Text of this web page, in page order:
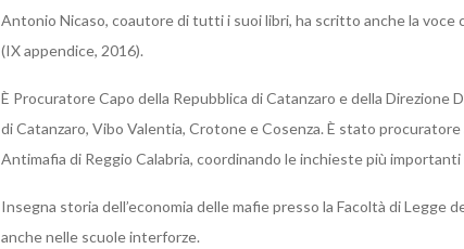
Antonio Nicaso, coautore di tutti i suoi libri, ha scritto anche la voce
(IX appendice, 2016).
È Procuratore Capo della Repubblica di Catanzaro e della
di Catanzaro, Vibo Valentia, Crotone e Cosenza. È stato
Antimafia di Reggio Calabria, coordinando le inchieste più
Insegna storia dell’economia delle mafie presso la Facoltà di Legge
anche nelle scuole interforze.